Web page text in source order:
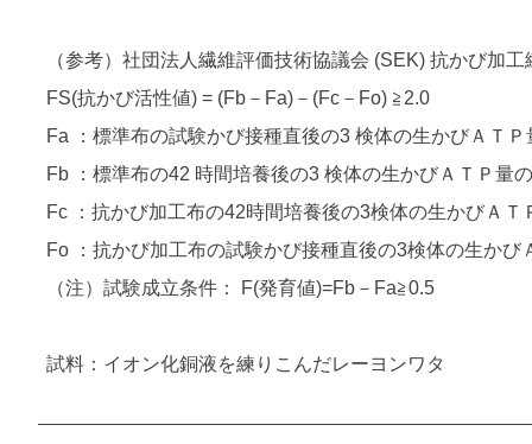
（参考）社団法人繊維評価技術協議会 (SEK) 抗かび加
FS(抗かび活性値) = (Fb－Fa)－(Fc－Fo) ≧2.0
Fa ：標準布の試験かび接種直後の3 検体の生かびＡＴ
Fb ：標準布の42 時間培養後の3 検体の生かびＡＴＰ量
Fc ：抗かび加工布の42時間培養後の3検体の生かびＡＴ
Fo ：抗かび加工布の試験かび接種直後の3検体の生かび
（注）試験成立条件： F(発育値)=Fb－Fa≧0.5
試料：イオン化銅液を練りこんだレーヨンワタ